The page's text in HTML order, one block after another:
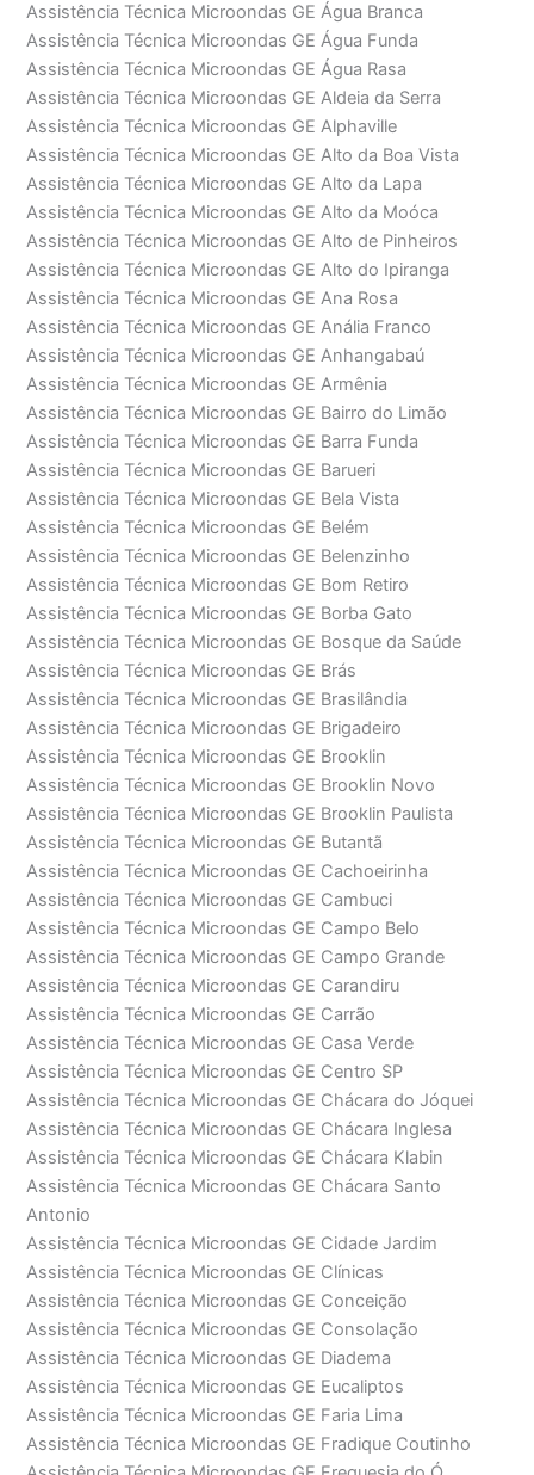
Assistência Técnica Microondas GE Água Branca
Assistência Técnica Microondas GE Água Funda
Assistência Técnica Microondas GE Água Rasa
Assistência Técnica Microondas GE Aldeia da Serra
Assistência Técnica Microondas GE Alphaville
Assistência Técnica Microondas GE Alto da Boa Vista
Assistência Técnica Microondas GE Alto da Lapa
Assistência Técnica Microondas GE Alto da Moóca
Assistência Técnica Microondas GE Alto de Pinheiros
Assistência Técnica Microondas GE Alto do Ipiranga
Assistência Técnica Microondas GE Ana Rosa
Assistência Técnica Microondas GE Anália Franco
Assistência Técnica Microondas GE Anhangabaú
Assistência Técnica Microondas GE Armênia
Assistência Técnica Microondas GE Bairro do Limão
Assistência Técnica Microondas GE Barra Funda
Assistência Técnica Microondas GE Barueri
Assistência Técnica Microondas GE Bela Vista
Assistência Técnica Microondas GE Belém
Assistência Técnica Microondas GE Belenzinho
Assistência Técnica Microondas GE Bom Retiro
Assistência Técnica Microondas GE Borba Gato
Assistência Técnica Microondas GE Bosque da Saúde
Assistência Técnica Microondas GE Brás
Assistência Técnica Microondas GE Brasilândia
Assistência Técnica Microondas GE Brigadeiro
Assistência Técnica Microondas GE Brooklin
Assistência Técnica Microondas GE Brooklin Novo
Assistência Técnica Microondas GE Brooklin Paulista
Assistência Técnica Microondas GE Butantã
Assistência Técnica Microondas GE Cachoeirinha
Assistência Técnica Microondas GE Cambuci
Assistência Técnica Microondas GE Campo Belo
Assistência Técnica Microondas GE Campo Grande
Assistência Técnica Microondas GE Carandiru
Assistência Técnica Microondas GE Carrão
Assistência Técnica Microondas GE Casa Verde
Assistência Técnica Microondas GE Centro SP
Assistência Técnica Microondas GE Chácara do Jóquei
Assistência Técnica Microondas GE Chácara Inglesa
Assistência Técnica Microondas GE Chácara Klabin
Assistência Técnica Microondas GE Chácara Santo
Antonio
Assistência Técnica Microondas GE Cidade Jardim
Assistência Técnica Microondas GE Clínicas
Assistência Técnica Microondas GE Conceição
Assistência Técnica Microondas GE Consolação
Assistência Técnica Microondas GE Diadema
Assistência Técnica Microondas GE Eucaliptos
Assistência Técnica Microondas GE Faria Lima
Assistência Técnica Microondas GE Fradique Coutinho